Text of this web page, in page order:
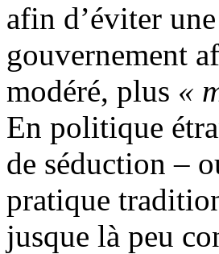
afin d’éviter
gouvernement
modéré, plus «
En politique
de séduction –
pratique
jusque là peu